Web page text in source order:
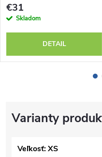
Veľkosť: XS
€31
Skladom
DETAIL